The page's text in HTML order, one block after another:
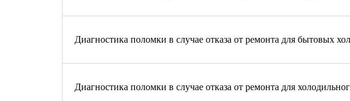
Диагностика поломки в случае отказа от ремонта для бытовых
Диагностика поломки в случае отказа от ремонта для